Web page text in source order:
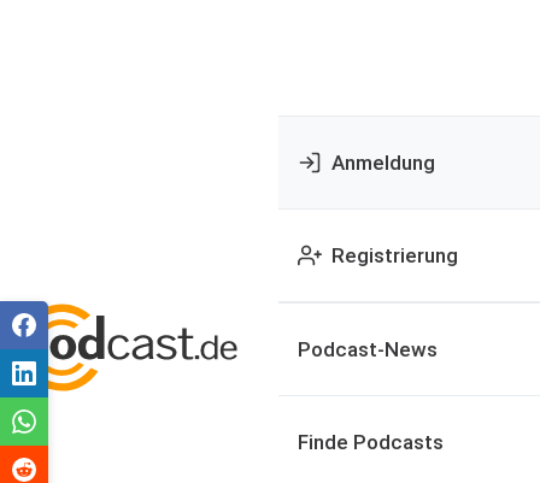
Anmeldung
Registrierung
Podcast-News
Finde Podcasts